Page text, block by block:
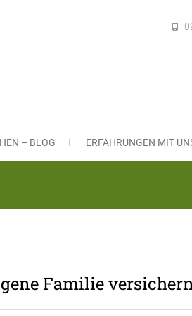
– BLOG ERFAHRUNGEN MIT
Familie